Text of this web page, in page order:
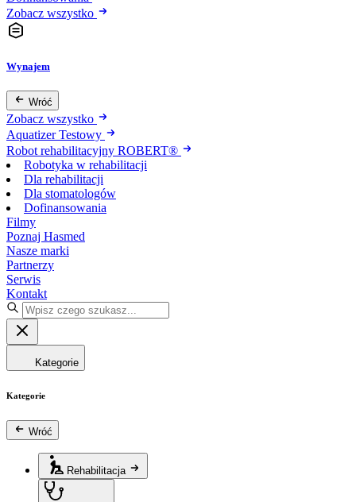
Zobacz wszystko
Wynajem
Wróć
Zobacz wszystko
Aquatizer Testowy
Robot rehabilitacyjny ROBERT®
Robotyka w rehabilitacji
Dla rehabilitacji
Dla stomatologów
Dofinansowania
Filmy
Poznaj Hasmed
Nasze marki
Partnerzy
Serwis
Kontakt
Kategorie
Kategorie
Wróć
Rehabilitacja